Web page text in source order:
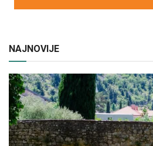
NAJNOVIJE